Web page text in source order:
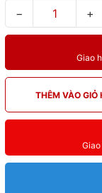
− +
Giao
THÊM VÀO GIỎ